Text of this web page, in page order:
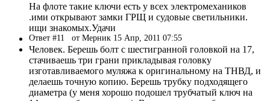
На флоте такие ключи есть у всех электромехаников
.ими открывают замки ГРЩ и судовые светильники.
ищи знакомых.Удачи
Ответ #11 от Мерник 15 Апр, 2011 07:55
Человек. Берешь болт с шестигранной головкой на 17,
стачиваешь три грани прикладывая головку
изготавливаемого муляжа к оригинальному на ТНВД, и
делаешь точную копию. Берешь трубку подходящего
диаметра (у меня хорошо подошел трубчатый ключ на